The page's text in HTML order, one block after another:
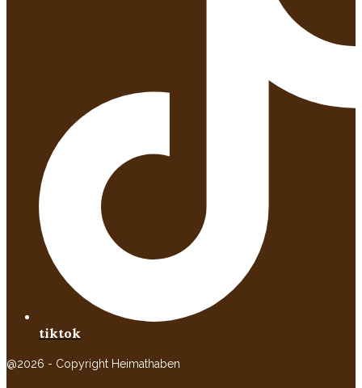
tiktok
@2026 - Copyright Heimathaben